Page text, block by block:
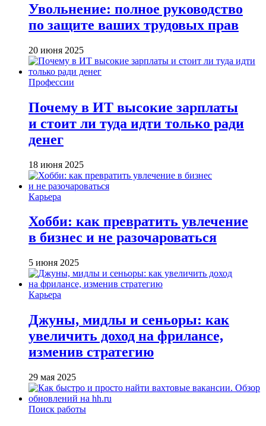
Увольнение: полное руководство
по защите ваших трудовых прав
20 июня 2025
Профессии
Почему в ИТ высокие зарплаты
и стоит ли туда идти только ради
денег
18 июня 2025
Карьера
Хобби: как превратить увлечение
в бизнес и не разочароваться
5 июня 2025
Карьера
Джуны, мидлы и сеньоры: как
увеличить доход на фрилансе,
изменив стратегию
29 мая 2025
Поиск работы